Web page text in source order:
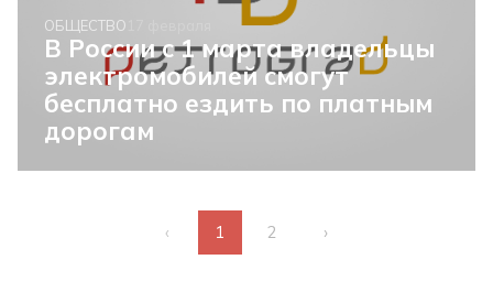
ОБЩЕСТВО
В России с 1 марта владельцы
электромобилей смогут
бесплатно ездить по платным
дорогам
‹ 1 2 ›